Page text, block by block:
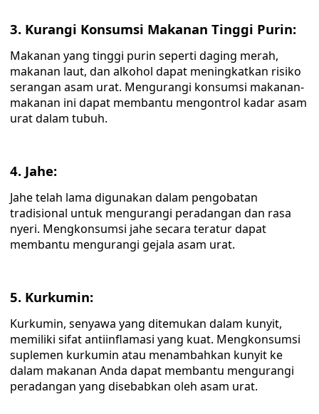
3. Kurangi Konsumsi Makanan Tinggi Purin:
Makanan yang tinggi purin seperti daging merah,
makanan laut, dan alkohol dapat meningkatkan risiko
serangan asam urat. Mengurangi konsumsi makanan-
makanan ini dapat membantu mengontrol kadar asam
urat dalam tubuh.
4. Jahe:
Jahe telah lama digunakan dalam pengobatan
tradisional untuk mengurangi peradangan dan rasa
nyeri. Mengkonsumsi jahe secara teratur dapat
membantu mengurangi gejala asam urat.
5. Kurkumin:
Kurkumin, senyawa yang ditemukan dalam kunyit,
memiliki sifat antiinflamasi yang kuat. Mengkonsumsi
suplemen kurkumin atau menambahkan kunyit ke
dalam makanan Anda dapat membantu mengurangi
peradangan yang disebabkan oleh asam urat.